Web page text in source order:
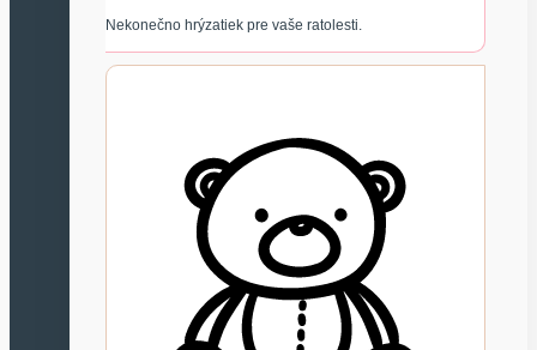
Nekonečno hrýzatiek pre vaše ratolesti.